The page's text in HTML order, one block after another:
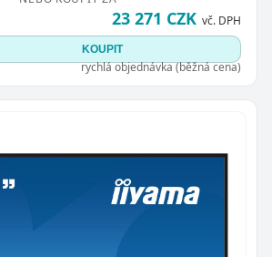
23 271 CZK vč. DPH
KOUPIT
rychlá objednávka (běžná cena)